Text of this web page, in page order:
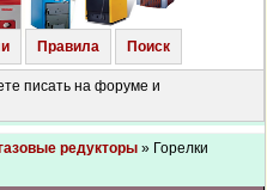
Правила Поиск
писать на форуме и
редукторы » Горелки